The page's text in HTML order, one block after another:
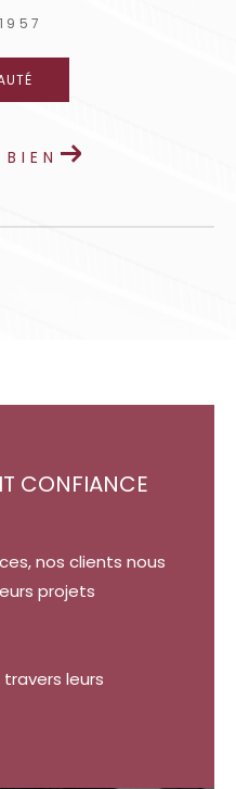
CONFIANCE
nos clients nous
projets
leurs